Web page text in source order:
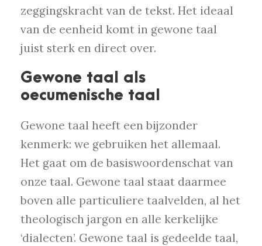
zeggingskracht van de tekst. Het ideaal
van de eenheid komt in gewone taal
juist sterk en direct over.
Gewone taal als
oecumenische taal
Gewone taal heeft een bijzonder
kenmerk: we gebruiken het allemaal.
Het gaat om de basiswoordenschat van
onze taal. Gewone taal staat daarmee
boven alle particuliere taalvelden, al het
theologisch jargon en alle kerkelijke
‘dialecten’. Gewone taal is gedeelde taal,